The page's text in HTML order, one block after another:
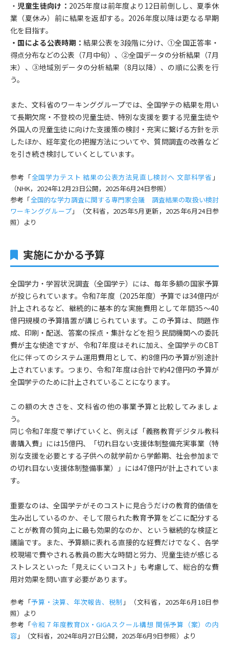
・児童生徒向け： 2025年度は前年度より12日前倒しし、夏季休
業（夏休み）前に結果を返却する。2026年度以降は更なる早期
化を目指す。
・国による公表時期：結果公表を3段階に分け、①全国正答率・
得点分布などの公表（7月中旬）、②全国データの分析結果（7月
末）、③地域別データの分析結果（8月以降）、の順に公表を行
う。
また、文科省のワーキンググループでは、全国学テの結果を用い
て長期欠席・不登校の児童生徒、特別な支援を要する児童生徒や
外国人の児童生徒に向けた支援策の検討・充実に繋げる方針を示
したほか、経年変化の把握方法についてや、質問調査の改善など
を引き続き検討していくとしています。
参考「全国学力テスト 結果の公表方法見直し検討へ 文部科学省 」
（NHK，2024年12月23日公開，2025年6月24日参照）
参考「全国的な学力調査に関する専門家会議 調査結果の取扱い検討
ワーキンググループ 」（文科省，2025年5月更新，2025年6月24日参
照）より
実施にかかる予算
全国学力・学習状況調査（全国学テ）には、毎年多額の国家予算
が投じられています。令和7年度（2025年度）予算では34億円が
計上されるなど、継続的に基本的な実施費用として年間35～40
億円規模の予算措置が講じられています。この予算は、問題作
成、印刷・配送、答案の採点・集計などを担う民間機関への委託
費が主な使途ですが、令和7年度はそれに加え、全国学テのCBT
化に伴ってのシステム運用費用として、約8億円の予算が別途計
上されています。つまり、令和7年度は合計で約42億円の予算が
全国学テのために計上されていることになります。
この額の大きさを、文科省の他の事業予算と比較してみましょ
う。
同じ令和7年度で挙げていくと、例えば「義務教育デジタル教科
書購入費」には15億円、「切れ目ない支援体制整備充実事業（特
別な支援を必要とする子供への就学前から学齢期、社会参加まで
の切れ目ない支援体制整備事業）」には47億円が計上されていま
す。
重要なのは、全国学テがそのコストに見合うだけの教育的価値を
生み出しているのか、そして限られた教育予算をどこに配分する
ことが教育の質向上に最も効果的なのか、という継続的な検証と
議論です。また、予算額に表れる直接的な経費だけでなく、各学
校現場で費やされる教員の膨大な時間と労力、児童生徒が感じる
ストレスといった「見えにくいコスト」も考慮して、総合的な費
用対効果を問い直す必要があります。
参考「予算・決算、年次報告、税制 」（文科省，2025年6月18日参
照）より
参考「令和７年度教育DX・GIGAスクール構想 関係予算（案）の内
容 」（文科省，2024年8月27日公開，2025年6月9日参照）より